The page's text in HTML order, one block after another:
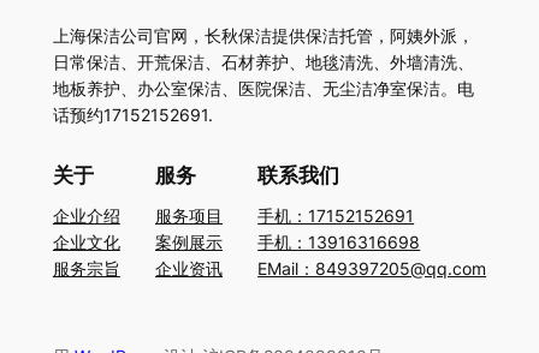
上海保洁公司官网，长秋保洁提供保洁托管，阿姨外派，
日常保洁、开荒保洁、石材养护、地毯清洗、外墙清洗、
地板养护、办公室保洁、医院保洁、无尘洁净室保洁。电
话预约17152152691.
关于
企业介绍
企业文化
服务宗旨
服务
服务项目
案例展示
企业资讯
联系我们
手机：17152152691
手机：13916316698
EMail：849397205@qq.com